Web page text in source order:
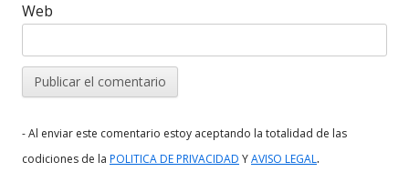
Web
- Al enviar este comentario estoy aceptando la totalidad de las
codiciones de la POLITICA DE PRIVACIDAD YAVISO LEGAL.